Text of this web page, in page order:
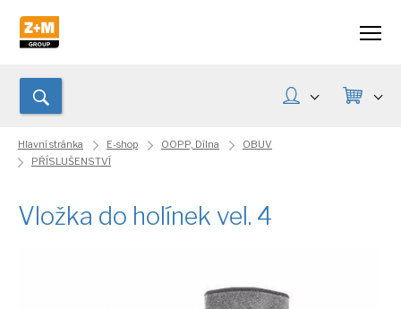
Hlavní stránka E-shop OOPP, Dílna
OBUV
PŘÍSLUŠENSTVÍ
Vložka do holínek vel. 4